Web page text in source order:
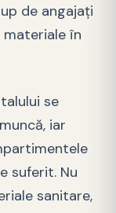
de angajați
materiale în
se
iar
suferit. Nu
sanitare,